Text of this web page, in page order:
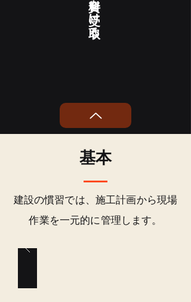
​基本
建設の慣習では、施工計画から現場
作業を一元的に管理します。